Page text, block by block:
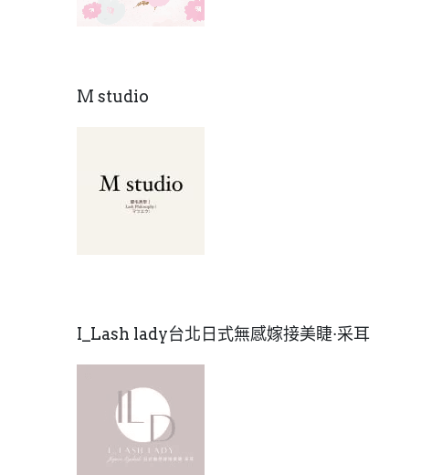
M studio
I_Lash lady台北日式無感嫁接美睫·采耳